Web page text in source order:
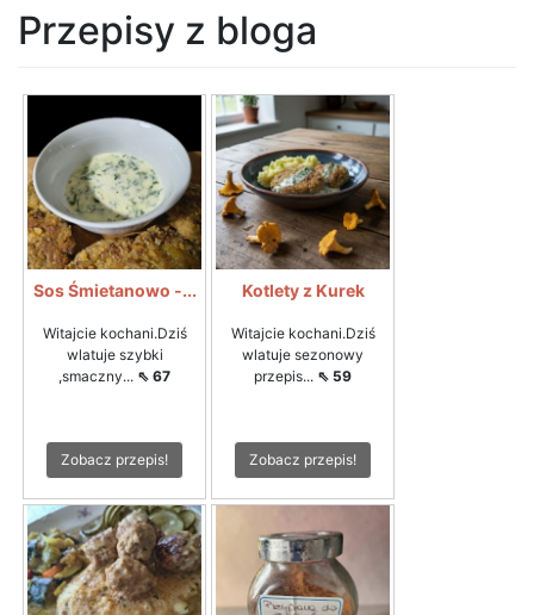
Przepisy z bloga
Sos Śmietanowo -...
Witajcie kochani.Dziś
wlatuje szybki
,smaczny... ⇖ 67
Zobacz przepis!
Kotlety z Kurek
Witajcie kochani.Dziś
wlatuje sezonowy
przepis... ⇖ 59
Zobacz przepis!